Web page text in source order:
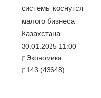
системы коснутся
малого бизнеса
Казахстана
30.01.2025 11:00
Экономика
143 (43648)